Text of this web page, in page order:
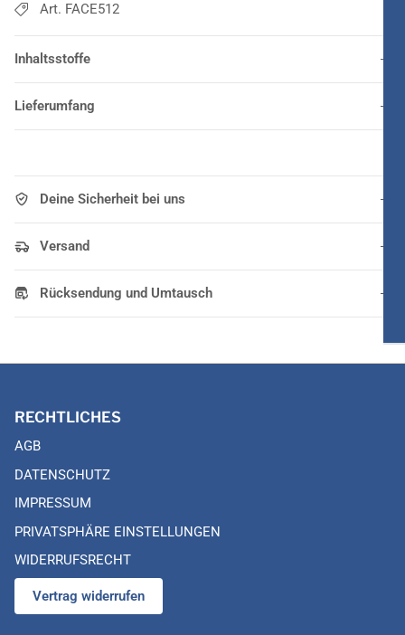
Art. FACE512
Inhaltsstoffe
Lieferumfang
Deine Sicherheit bei uns
Versand
Rücksendung und Umtausch
RECHTLICHES
AGB
DATENSCHUTZ
IMPRESSUM
PRIVATSPHÄRE EINSTELLUNGEN
WIDERRUFSRECHT
Vertrag widerrufen